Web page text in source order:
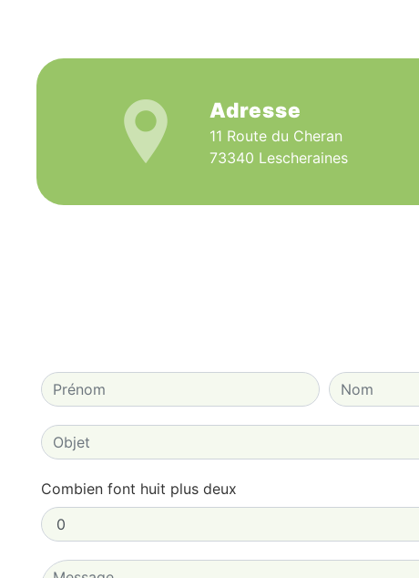
Adresse
11 Route du Cheran
73340 Lescheraines
Combien font huit plus deux